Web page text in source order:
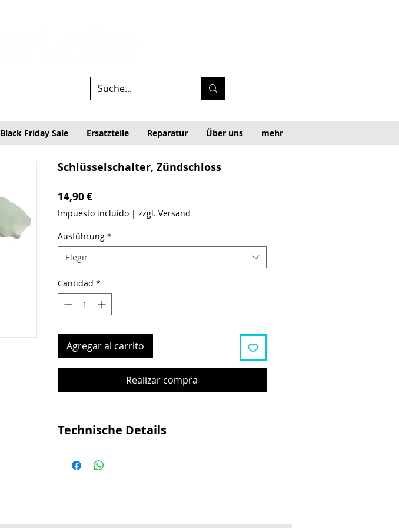
Black Friday Sale Ersatzteile Reparatur Über uns mehr
Schlüsselschalter, Zündschloss
14,90 €Precio
Impuesto incluido| zzgl. Versand
Ausführung *
Elegir
Cantidad *
Agregar al carrito
Realizar compra
Technische Details
1- stufig für Scooter ohne Licht oder 2-stufig für